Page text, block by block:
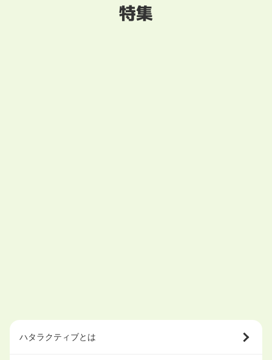
特集
ハタラクティブとは